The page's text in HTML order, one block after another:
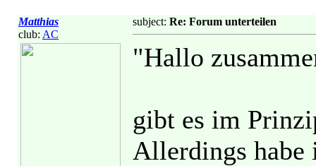
Matthias
club: AC
subject: Re: Forum unterteilen
"Hallo
gibt es im
Allerdings habe